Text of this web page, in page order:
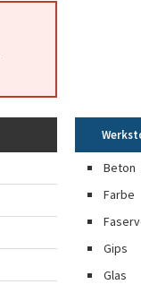
Beton
Farbe
Gips
Glas